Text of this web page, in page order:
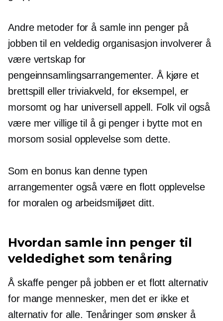
Andre metoder for å samle inn penger på
jobben til en veldedig organisasjon involverer å
være vertskap for
pengeinnsamlingsarrangementer. Å kjøre et
brettspill eller triviakveld, for eksempel, er
morsomt og har universell appell. Folk vil også
være mer villige til å gi penger i bytte mot en
morsom sosial opplevelse som dette.
Som en bonus kan denne typen
arrangementer også være en flott opplevelse
for moralen og arbeidsmiljøet ditt.
Hvordan samle inn penger til
veldedighet som tenåring
Å skaffe penger på jobben er et flott alternativ
for mange mennesker, men det er ikke et
alternativ for alle. Tenåringer som ønsker å